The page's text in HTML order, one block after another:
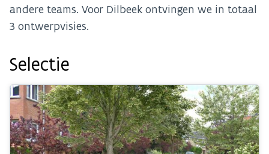
andere teams. Voor Dilbeek ontvingen we in totaal
3 ontwerpvisies.
Selectie